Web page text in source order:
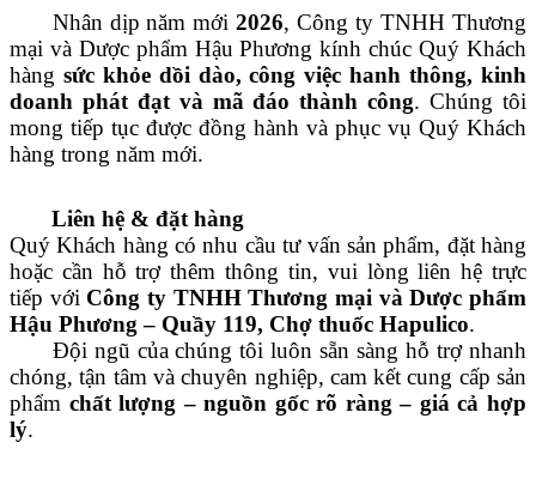
Nhân dịp năm mới2026, Công ty TNHH Thương
mại và Dược phẩm Hậu Phương kính chúc Quý Khách
hàng sức khỏe dồi dào, công việc hanh thông, kinh
doanh phát đạt và mã đáo thành công. Chúng tôi
mong tiếp tục được đồng hành và phục vụ Quý Khách
hàng trong năm mới.
Liên hệ & đặt hàng
Quý Khách hàng có nhu cầu tư vấn sản phẩm, đặt hàng
hoặc cần hỗ trợ thêm thông tin, vui lòng liên hệ trực
tiếp với Công ty TNHH Thương mại và Dược phẩm
Hậu Phương – Quầy 119, Chợ thuốc Hapulico.
Đội ngũ của chúng tôi luôn sẵn sàng hỗ trợ nhanh
chóng, tận tâm và chuyên nghiệp, cam kết cung cấp sản
phẩm chất lượng – nguồn gốc rõ ràng – giá cả hợp
lý.